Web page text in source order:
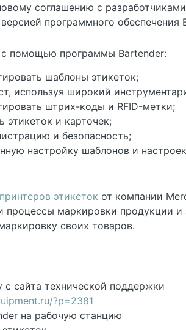
соглашению с
программного обеспечения
помощью программы Bartender:
шаблоны этикеток;
используя широкий
штрих-коды и RFID-метки;
этикеток и карточек;
и безопасность;
настройку шаблонов и
принтеров этикеток от компании
процессы маркировки продукции и
своих товаров.
с сайта технической поддержки
?p=2381
на рабочую станцию